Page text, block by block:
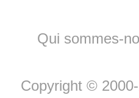
Qui sommes-
Copyright ©